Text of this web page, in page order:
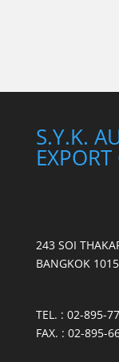
S.Y.K.
243 SOI
BANGKOK
TEL. : 02-895-
FAX. : 02-895-